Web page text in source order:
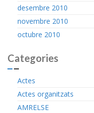
desembre 2010
novembre 2010
octubre 2010
Categories
Actes
Actes organitzats
AMRELSE